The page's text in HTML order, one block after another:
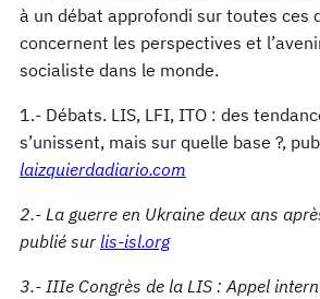
à un débat approfondi sur toutes ces
concernent les perspectives et
socialiste dans le monde.
1.- Débats. LIS, LFI, ITO : des
s’unissent, mais sur quelle base ?,
laizquierdadiario.com
2.- La guerre en Ukraine deux ans
publié sur lis-isl.org
3.- IIIe Congrès de la LIS : Appel